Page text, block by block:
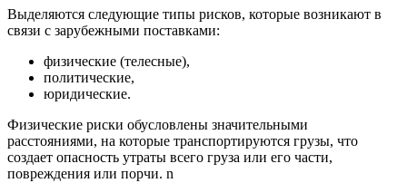
Выделяются следующие типы рисков, которые возникают в
связи с зарубежными поставками:
физические (телесные),
политические,
юридические.
Физические риски обусловлены значительными
расстояниями, на которые транспортируются грузы, что
создает опасность утраты всего груза или его части,
повреждения или порчи. n